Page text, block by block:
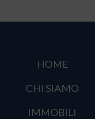
HOME
CHI SIAMO
IMMOBILI